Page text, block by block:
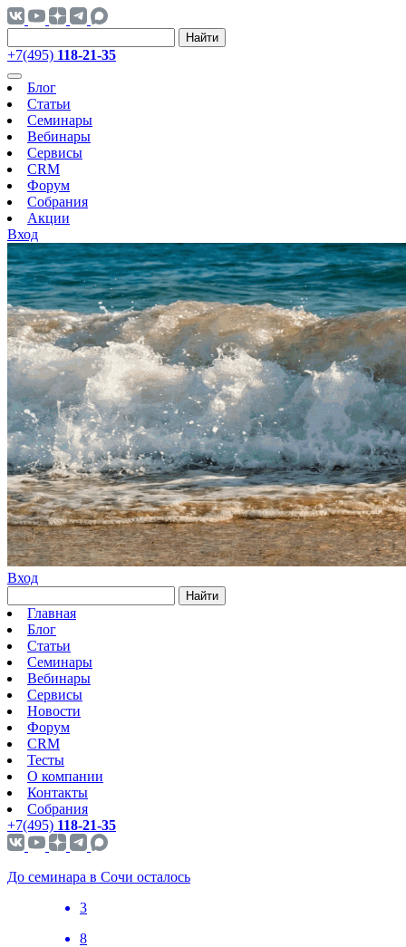
Найти
+7(495) 118-21-35
Блог
Статьи
Семинары
Вебинары
Сервисы
CRM
Форум
Собрания
Акции
Вход
Вход
Найти
Главная
Блог
Статьи
Семинары
Вебинары
Сервисы
Новости
Форум
CRM
Тесты
О компании
Контакты
Собрания
+7(495) 118-21-35
До семинара в Сочи осталось
3
8